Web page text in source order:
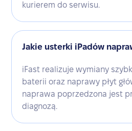
kurierem do serwisu.
Jakie usterki iPadów
iFast realizuje wymiany
baterii oraz naprawy płyt
naprawa poprzedzona jest
diagnozą.